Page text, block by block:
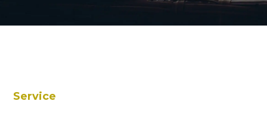
Service